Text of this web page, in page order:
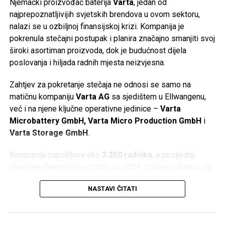
Njemački proizvođač baterija Varta, jedan od
najprepoznatljivijih svjetskih brendova u ovom sektoru,
nalazi se u ozbiljnoj finansijskoj krizi. Kompanija je
pokrenula stečajni postupak i planira značajno smanjiti svoj
široki asortiman proizvoda, dok je budućnost dijela
poslovanja i hiljada radnih mjesta neizvjesna.
Zahtjev za pokretanje stečaja ne odnosi se samo na
matičnu kompaniju Varta AGsa sjedištem u Ellwangenu,
već i na njene ključne operativne jedinice – Varta
Microbattery GmbH, Varta Micro Production GmbHi
Varta Storage GmbH.
Kompanija zapošljava oko 3.260 radnika , a posljednji
je ostvarila prihod veći od790 miliona eura, ali i gubitak
64,5 miliona eura.
Gubitak Applea i zatvaranje fabrike
NASTAVI ČITATI